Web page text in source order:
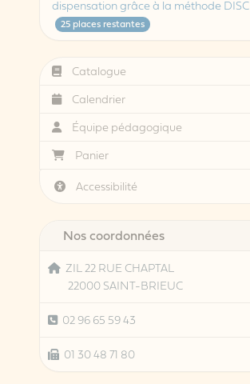
dispensation grâce à la méthode DISC
25 places restantes
Catalogue
Calendrier
Équipe pédagogique
Panier
Accessibilité
Nos coordonnées
ZIL 22 RUE CHAPTAL
22000 SAINT-BRIEUC
02 96 65 59 43
01 30 48 71 80